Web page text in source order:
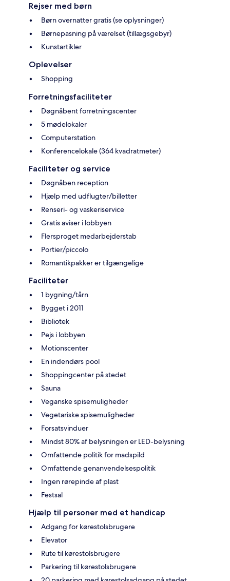
Rejser med børn
Børn overnatter gratis (se oplysninger)
Børnepasning på værelset (tillægsgebyr)
Kunstartikler
Oplevelser
Shopping
Forretningsfaciliteter
Døgnåbent forretningscenter
5 mødelokaler
Computerstation
Konferencelokale (364 kvadratmeter)
Faciliteter og service
Døgnåben reception
Hjælp med udflugter/billetter
Renseri- og vaskeriservice
Gratis aviser i lobbyen
Flersproget medarbejderstab
Portier/piccolo
Romantikpakker er tilgængelige
Faciliteter
1 bygning/tårn
Bygget i 2011
Bibliotek
Pejs i lobbyen
Motionscenter
En indendørs pool
Shoppingcenter på stedet
Sauna
Veganske spisemuligheder
Vegetariske spisemuligheder
Forsatsvinduer
Mindst 80% af belysningen er LED-belysning
Omfattende politik for madspild
Omfattende genanvendelsespolitik
Ingen rørepinde af plast
Festsal
Hjælp til personer med et handicap
Adgang for kørestolsbrugere
Elevator
Rute til kørestolsbrugere
Parkering til kørestolsbrugere